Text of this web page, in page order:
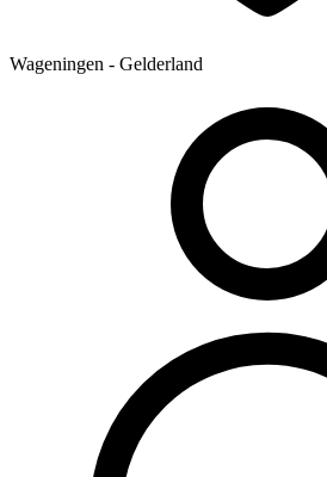
Wageningen - Gelderland